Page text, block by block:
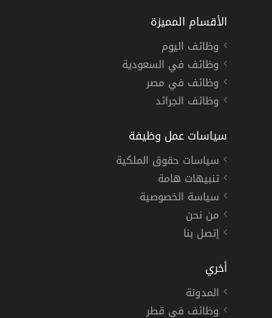
الأقسام المميزة
وظائف اليوم
وظائف في السعودية
وظائف في مصر
وظائف الجرائد
سياسات عمل وظيفة
سياسات حقوق الملكية
تنبيهات هامة
سياسة الخصوصية
من نحن
إتصل بنا
أخري
المدونة
وظائف في قطر